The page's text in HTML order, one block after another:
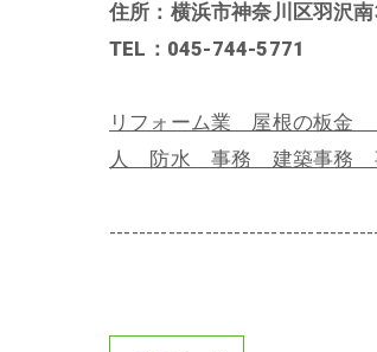
住所：横浜市神奈川区羽沢
TEL：045-744-5771
リフォーム業 屋根の板
人 防水 事務 建築事務